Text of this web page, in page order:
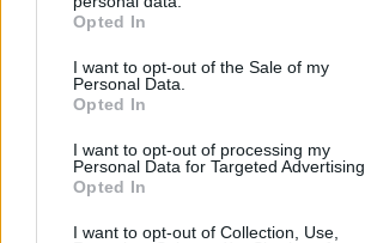
Opted In
I want to opt-out of the Sale of my
Personal Data.
Opted In
I want to opt-out of processing my
Personal Data for Targeted Advertising.
Opted In
I want to opt-out of Collection, Use,
μάθετε πρώτοιόλες τις ειδήσεις
ΑΛΕΞΙΠΤΩΤΟ